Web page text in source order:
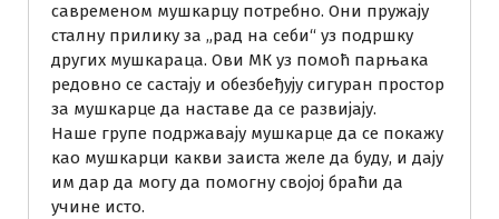
савременом мушкарцу потребно. Они пружају
сталну прилику за „рад на себи“ уз подршку
других мушкараца. Ови МК уз помоћ парњака
редовно се састају и обезбеђују сигуран простор
за мушкарце да наставе да се развијају.
Наше групе подржавају мушкарце да се покажу
као мушкарци какви заиста желе да буду, и дају
им дар да могу да помогну својој браћи да
учине исто.